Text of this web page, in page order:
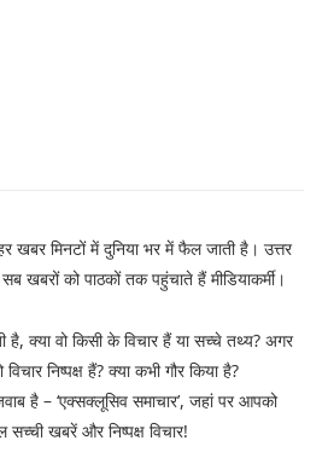
खबर मिनटों में दुनिया भर में फैल जाती है। उत्तर
खबरों को पाठकों तक पहुंचाते हैं मीडियाकर्मी।
क्या वो किसी के विचार हैं या सच्चे तथ्य? अगर
विचार निष्पक्ष हैं? क्या कभी गौर किया है?
है – ‘एक्सक्लूसिव समाचार’, जहां पर आपको
खबरें और निष्पक्ष विचार!